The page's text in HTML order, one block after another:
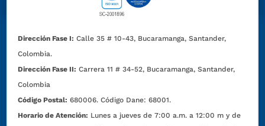
Dirección Fase I: Calle 35 # 10-43, Bucaramanga, Santander,
Colombia.
Dirección Fase II: Carrera 11 # 34-52, Bucaramanga, Santander,
Colombia
Código Postal: 680006. Código Dane: 68001.
Horario de Atención: Lunes a jueves de 7:00 a.m. a 12:00 m y de